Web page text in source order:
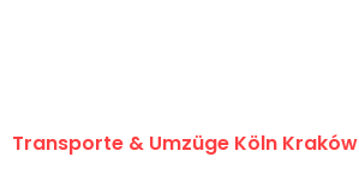
Transporte & Umzüge Köln Kraków